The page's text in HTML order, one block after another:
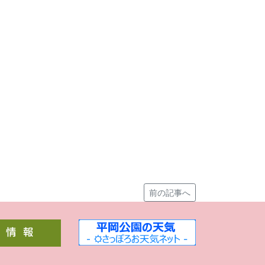
前の記事へ